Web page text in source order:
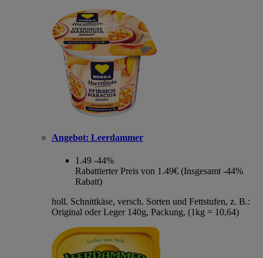
Angebot: Leerdammer
1.49 -44%
Rabattierter Preis von 1.49€ (Insgesamt -44%
Rabatt)
holl. Schnittkäse, versch. Sorten und Fettstufen, z. B.:
Original oder Leger 140g, Packung, (1kg = 10,64)